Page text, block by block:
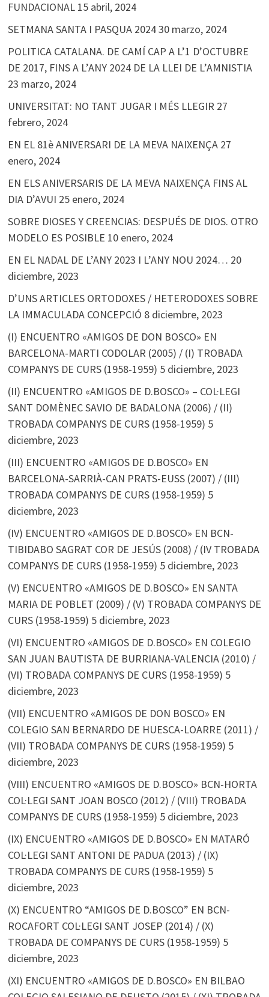
FUNDACIONAL 15 abril, 2024
SETMANA SANTA I PASQUA 202430 marzo, 2024
POLITICA CATALANA. DE CAMÍ CAP A L’1 D’OCTUBRE
DE 2017, FINS A L’ANY 2024 DE LA LLEI DE L’AMNISTIA
23 marzo, 2024
UNIVERSITAT: NO TANT JUGAR I MÉS LLEGIR 27
febrero, 2024
EN EL 81è ANIVERSARI DE LA MEVA NAIXENÇA 27
enero, 2024
EN ELS ANIVERSARIS DE LA MEVA NAIXENÇA FINS AL
DIA D’AVUI 25 enero, 2024
SOBRE DIOSES Y CREENCIAS: DESPUÉS DE DIOS. OTRO
MODELO ES POSIBLE 10 enero, 2024
EN EL NADAL DE L’ANY 2023 I L’ANY NOU 2024… 20
diciembre, 2023
D’UNS ARTICLES ORTODOXES / HETERODOXES SOBRE
LA IMMACULADA CONCEPCIÓ 8 diciembre, 2023
(I) ENCUENTRO «AMIGOS DE DON BOSCO» EN
BARCELONA-MARTI CODOLAR (2005) / (I) TROBADA
COMPANYS DE CURS (1958-1959) 5 diciembre, 2023
(II) ENCUENTRO «AMIGOS DE D.BOSCO» – COL·LEGI
SANT DOMÈNEC SAVIO DE BADALONA (2006) / (II)
TROBADA COMPANYS DE CURS (1958-1959) 5
diciembre, 2023
(III) ENCUENTRO «AMIGOS DE D.BOSCO» EN
BARCELONA-SARRIÀ-CAN PRATS-EUSS (2007) / (III)
TROBADA COMPANYS DE CURS (1958-1959) 5
diciembre, 2023
(IV) ENCUENTRO «AMIGOS DE D.BOSCO» EN BCN-
TIBIDABO SAGRAT COR DE JESÚS (2008) / (IV TROBADA
COMPANYS DE CURS (1958-1959) 5 diciembre, 2023
(V) ENCUENTRO «AMIGOS DE D.BOSCO» EN SANTA
MARIA DE POBLET (2009) / (V) TROBADA COMPANYS DE
CURS (1958-1959) 5 diciembre, 2023
(VI) ENCUENTRO «AMIGOS DE D.BOSCO» EN COLEGIO
SAN JUAN BAUTISTA DE BURRIANA-VALENCIA (2010) /
(VI) TROBADA COMPANYS DE CURS (1958-1959) 5
diciembre, 2023
(VII) ENCUENTRO «AMIGOS DE DON BOSCO» EN
COLEGIO SAN BERNARDO DE HUESCA-LOARRE (2011) /
(VII) TROBADA COMPANYS DE CURS (1958-1959) 5
diciembre, 2023
(VIII) ENCUENTRO «AMIGOS DE D.BOSCO» BCN-HORTA
COL·LEGI SANT JOAN BOSCO (2012) / (VIII) TROBADA
COMPANYS DE CURS (1958-1959) 5 diciembre, 2023
(IX) ENCUENTRO «AMIGOS DE D.BOSCO» EN MATARÓ
COL·LEGI SANT ANTONI DE PADUA (2013) / (IX)
TROBADA COMPANYS DE CURS (1958-1959) 5
diciembre, 2023
(X) ENCUENTRO “AMIGOS DE D.BOSCO” EN BCN-
ROCAFORT COL·LEGI SANT JOSEP (2014) / (X)
TROBADA DE COMPANYS DE CURS (1958-1959) 5
diciembre, 2023
(XI) ENCUENTRO «AMIGOS DE D.BOSCO» EN BILBAO